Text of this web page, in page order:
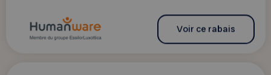
Voir ce rabais